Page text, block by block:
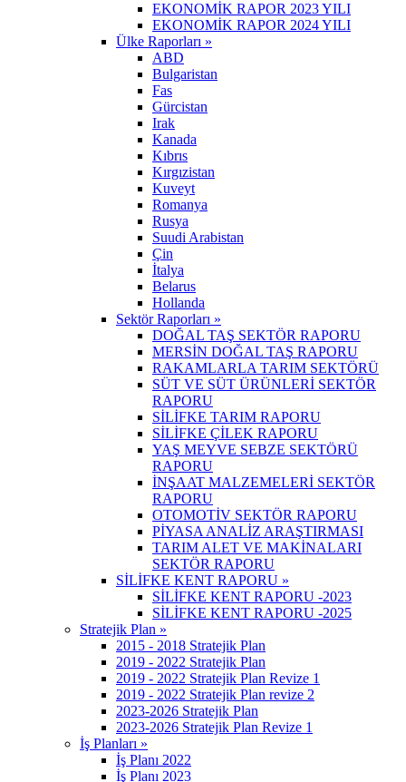
EKONOMİK RAPOR 2023 YILI
EKONOMİK RAPOR 2024 YILI
Ülke Raporları »
ABD
Bulgaristan
Fas
Gürcistan
Irak
Kanada
Kıbrıs
Kırgızistan
Kuveyt
Romanya
Rusya
Suudi Arabistan
Çin
İtalya
Belarus
Hollanda
Sektör Raporları »
DOĞAL TAŞ SEKTÖR RAPORU
MERSİN DOĞAL TAŞ RAPORU
RAKAMLARLA TARIM SEKTÖRÜ
SÜT VE SÜT ÜRÜNLERİ SEKTÖR
RAPORU
SİLİFKE TARIM RAPORU
SİLİFKE ÇİLEK RAPORU
YAŞ MEYVE SEBZE SEKTÖRÜ
RAPORU
İNŞAAT MALZEMELERİ SEKTÖR
RAPORU
OTOMOTİV SEKTÖR RAPORU
PİYASA ANALİZ ARAŞTIRMASI
TARIM ALET VE MAKİNALARI
SEKTÖR RAPORU
SİLİFKE KENT RAPORU »
SİLİFKE KENT RAPORU -2023
SİLİFKE KENT RAPORU -2025
Stratejik Plan »
2015 - 2018 Stratejik Plan
2019 - 2022 Stratejik Plan
2019 - 2022 Stratejik Plan Revize 1
2019 - 2022 Stratejik Plan revize 2
2023-2026 Stratejik Plan
2023-2026 Stratejik Plan Revize 1
İş Planları »
İş Planı 2022
İş Planı 2023